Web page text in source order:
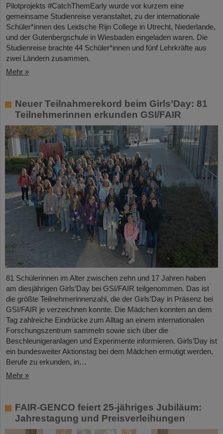
Pilotprojekts #CatchThemEarly wurde vor kurzem eine
gemeinsame Studienreise veranstaltet, zu der internationale
Schüler*innen des Leidsche Rijn College in Utrecht, Niederlande,
und der Gutenbergschule in Wiesbaden eingeladen waren. Die
Studienreise brachte 44 Schüler*innen und fünf Lehrkräfte aus
zwei Ländern zusammen.
Mehr »
Neuer Teilnahmerekord beim Girls’Day: 81
Teilnehmerinnen erkunden GSI/FAIR
81 Schülerinnen im Alter zwischen zehn und 17 Jahren haben
am diesjährigen Girls’Day bei GSI/FAIR teilgenommen. Das ist
die größte Teilnehmerinnenzahl, die der Girls’Day in Präsenz bei
GSI/FAIR je verzeichnen konnte. Die Mädchen konnten an dem
Tag zahlreiche Eindrücke zum Alltag an einem internationalen
Forschungszentrum sammeln sowie sich über die
Beschleunigeranlagen und Experimente informieren. Girls’Day ist
ein bundesweiter Aktionstag bei dem Mädchen ermutigt werden,
Berufe zu erkunden, in…
Mehr »
FAIR-GENCO feiert 25-jähriges Jubiläum:
Jahrestagung und Preisverleihungen